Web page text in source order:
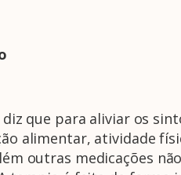
diz que para aliviar os
alimentar, atividade
outras medicações